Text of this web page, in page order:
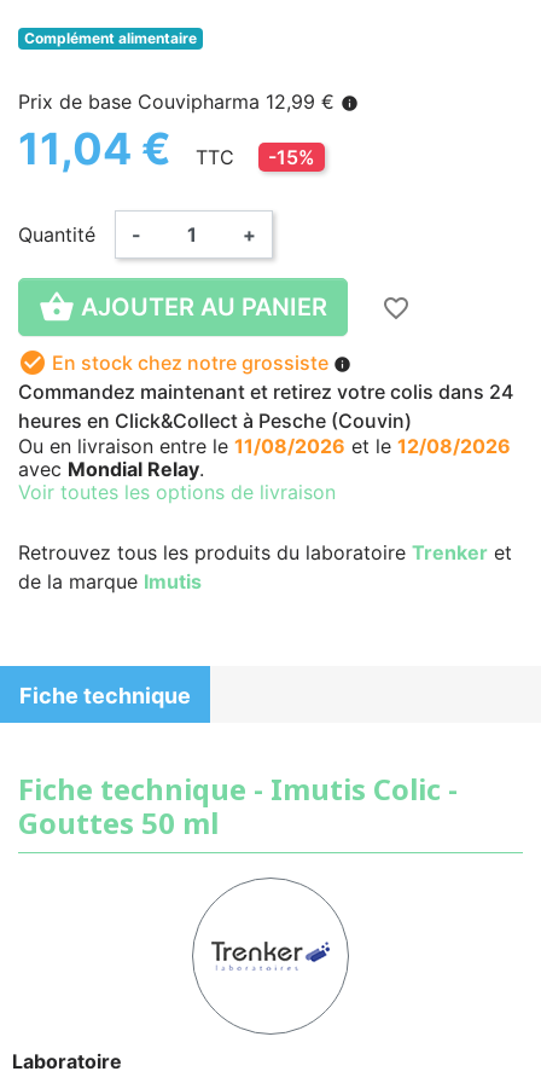
Complément alimentaire
Prix de base Couvipharma 12,99 € info
11,04 € TTC -15%
Quantité - +
 AJOUTER AU PANIER
favorite_border
 En stock chez notre grossiste info
Commandez maintenant et retirez votre colis dans 24
heures en Click&Collect à Pesche (Couvin)
Ou en livraison entre le 11/08/2026 et le 12/08/2026
avec Mondial Relay.
Voir toutes les options de livraison
Retrouvez tous les produits du laboratoire Trenker et
de la marque Imutis
Fiche technique
Fiche technique - Imutis Colic -
Gouttes 50 ml
Laboratoire